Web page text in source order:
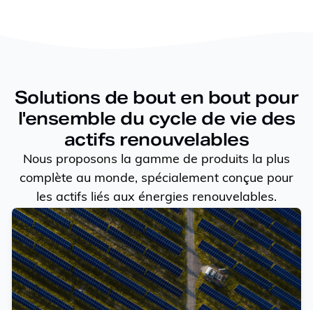
Solutions de bout en bout pour
l'ensemble du cycle de vie des
actifs renouvelables
Nous proposons la gamme de produits la plus
complète au monde, spécialement conçue pour
les actifs liés aux énergies renouvelables.